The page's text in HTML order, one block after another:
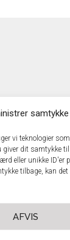
samtykke
vi teknologier
dit samtykke til
eller unikke ID'er
tilbage, kan
AFVIS